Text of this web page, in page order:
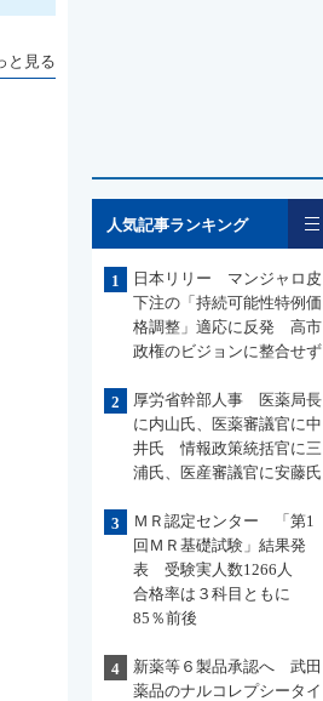
と見る
人気記事ランキング
1
日本リリー マンジャロ皮
下注の「持続可能性特例価
格調整」適応に反発 高市
政権のビジョンに整合せず
2
厚労省幹部人事 医薬局長
に内山氏、医薬審議官に中
井氏 情報政策統括官に三
浦氏、医産審議官に安藤氏
3
ＭＲ認定センター 「第1
回ＭＲ基礎試験」結果発
表 受験実人数1266人
合格率は３科目ともに
85％前後
4
新薬等６製品承認へ 武田
薬品のナルコレプシータイ